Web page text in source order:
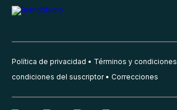
Política de privacidad Términos y condiciones
condiciones del suscriptor
Correcciones